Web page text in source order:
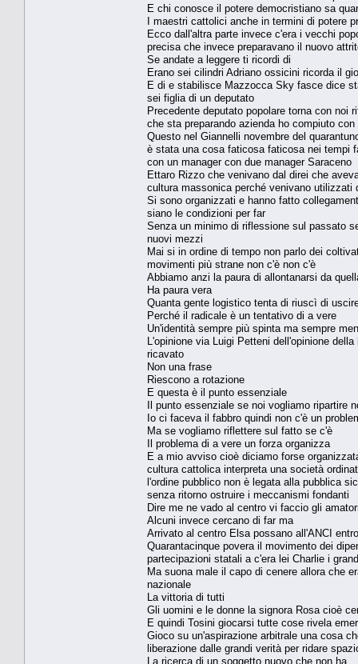
E chi conosce il potere democristiano sa
I maestri cattolici anche in termini di potere
Ecco dall'altra parte invece c'era i vecchi
precisa che invece preparavano il nuovo
Se andate a leggere ti ricordi di
Erano sei cilindri Adriano ossicini ricorda il
E di e stabilisce Mazzocca Sky fasce dice
sei figlia di un deputato
Precedente deputato popolare torna con noi
che sta preparando azienda ho compiuto con
Questo nel Giannelli novembre del
è stata una cosa faticosa faticosa nei tempi
con un manager con due manager Saraceno
Ettaro Rizzo che venivano dal direi che
cultura massonica perché venivano utilizzati
Si sono organizzati e hanno fatto
siano le condizioni per far
Senza un minimo di riflessione sul passato
nuovi mezzi
Mai si in ordine di tempo non parlo dei
movimenti più strane non c'è non c'è
Abbiamo anzi la paura di allontanarsi da
Ha paura vera
Quanta gente logistico tenta di riuscì di
Perché il radicale è un tentativo di a vere
Un'identità sempre più spinta ma sempre
L'opinione via Luigi Petteni dell'opinione
ricavato
Non una frase
Riescono a rotazione
E questa è il punto essenziale
Il punto essenziale se noi vogliamo ripartire
Io ci faceva il fabbro quindi non c'è un
Ma se vogliamo riflettere sul fatto se c'è
Il problema di a vere un forza organizza
E a mio avviso cioè diciamo forse
cultura cattolica interpreta una società
l'ordine pubblico non è legata alla pubblica
senza ritorno ostruire i meccanismi fondanti
Dire me ne vado al centro vi faccio gli
Alcuni invece cercano di far ma
Arrivato al centro Elsa possano all'ANCI
Quarantacinque povera il movimento dei
partecipazioni statali a c'era lei Charlie i
Ma suona male il capo di cenere allora che
nazionale
La vittoria di tutti
Gli uomini e le donne la signora Rosa cioè
E quindi Tosini giocarsi tutte cose rivela
Gioco su un'aspirazione arbitrale una cosa
liberazione dalle grandi verità per ridare
La ricerca di un soggetto nuovo che non ha